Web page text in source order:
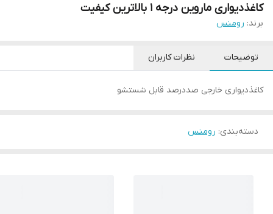
کاغذدیواری ماروین درجه 1 بالاترین کیفیت
برند: رومنس
توضیحات نظرات کاربران
کاغذدیواری خارجی صددرصد قابل شستشو
دسته‌بندی: رومنس